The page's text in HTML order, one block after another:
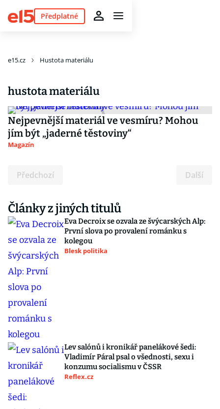
Předplatné
e15.cz Hustota materiálu
hustota materiálu
Nejpevnější materiál ve vesmíru? Mohou
jím být „jaderné těstoviny“
Magazín
Předchozí Další
Články z jiných titulů
Eva Decroix se ozvala ze švýcarských Alp:
První slova po provalení románku s
kolegou
Blesk politika
Lev salónů i kronikář panelákové šedi:
Vladimír Páral psal o všednosti, sexu i
konzumu socialismu v ČSSR
Reflex.cz